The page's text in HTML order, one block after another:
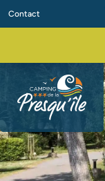
Contact